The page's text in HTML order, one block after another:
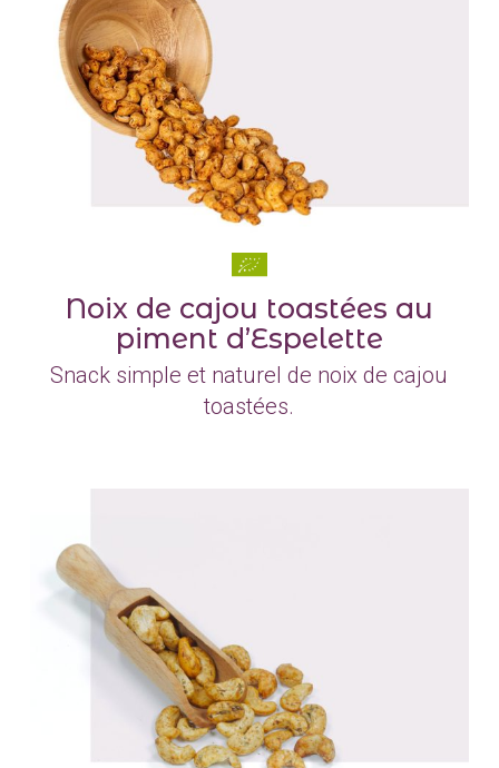
Noix de cajou toastées au
piment d’Espelette
Snack simple et naturel de noix de cajou
toastées.